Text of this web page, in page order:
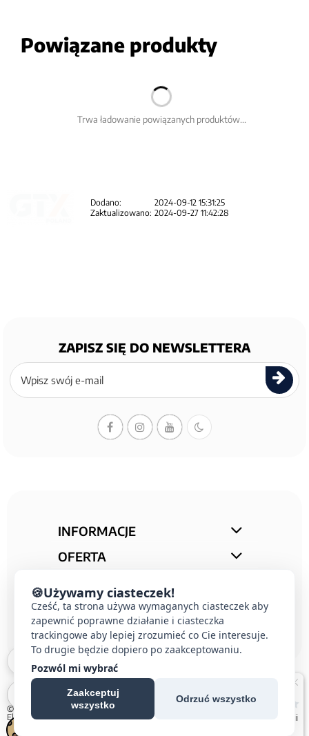
Powiązane produkty
Trwa ładowanie powiązanych produktów...
Dodano:
2024-09-12 15:31:25
Zaktualizowano: 2024-09-27 11:42:28
ZAPISZ SIĘ DO NEWSLETTERA
Zapisz
się
newslettera
INFORMACJE
OFERTA
KONTAKT
© 2026 E-DOMUS |Kontakt Simon
Electric|
| All rights reserved
🍪Używamy ciasteczek!
Cześć, ta strona używa wymaganych ciasteczek aby
zapewnić poprawne działanie i ciasteczka
trackingowe aby lepiej zrozumieć co Cie interesuje.
To drugie będzie dopiero po zaakceptowaniu.
Pozwól mi wybrać
Zaakceptuj
wszystko
Odrzuć wszystko